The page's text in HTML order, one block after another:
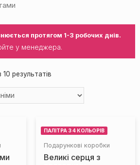
протягом 1-3 робочих днів.
у менеджера.
результатів
ПАЛІТРА З 4 КОЛЬОРІВ
Подарункові коробки
Великі серця з